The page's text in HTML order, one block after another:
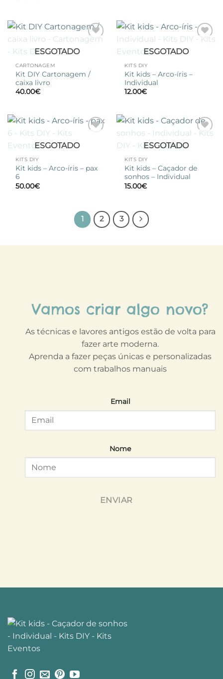
Adicionar
à lista de
ESGOTADO
CARTONAGEM
Kit DIY Cartonagem /
caixa livro
40.00€
à lista de
ESGOTADO
KITS DIY
Kit kids – Arco-íris –
Individual
12.00€
à lista de
ESGOTADO
KITS DIY
Kit kids – Arco-íris – pax
6
50.00€
à lista de
ESGOTADO
KITS DIY
Kit kids – Caçador de
sonhos – Individual
15.00€
1 2 3
Vamos criar algo novo?
As técnicas e lavores antigos estão de volta para
fazer arte moderna.
Aprenda a fazer peças únicas e personalizadas
com trabalhos manuais
Email
Nome
ENVIAR